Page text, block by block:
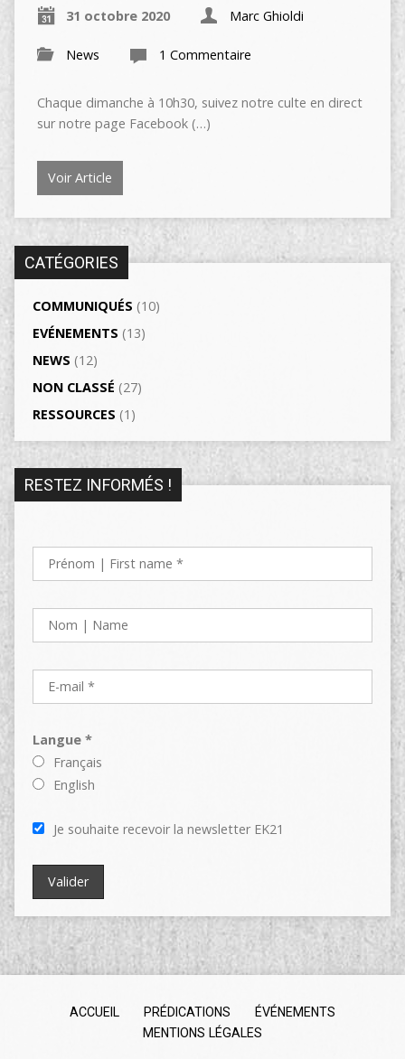
31 octobre 2020 Marc Ghioldi
News 1 Commentaire
Chaque dimanche à 10h30, suivez notre culte en direct
sur notre page Facebook (…)
Voir Article
CATÉGORIES
COMMUNIQUÉS (10)
EVÉNEMENTS (13)
NEWS (12)
NON CLASSÉ (27)
RESSOURCES (1)
RESTEZ INFORMÉS !
Langue *
Français
English
Je souhaite recevoir la newsletter EK21
ACCUEIL PRÉDICATIONS
ÉVÉNEMENTS
MENTIONS LÉGALES